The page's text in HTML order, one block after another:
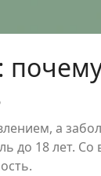
а
до 18 лет.